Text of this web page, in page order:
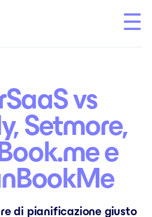
vs
Setmore,
e
di pianificazione giusto